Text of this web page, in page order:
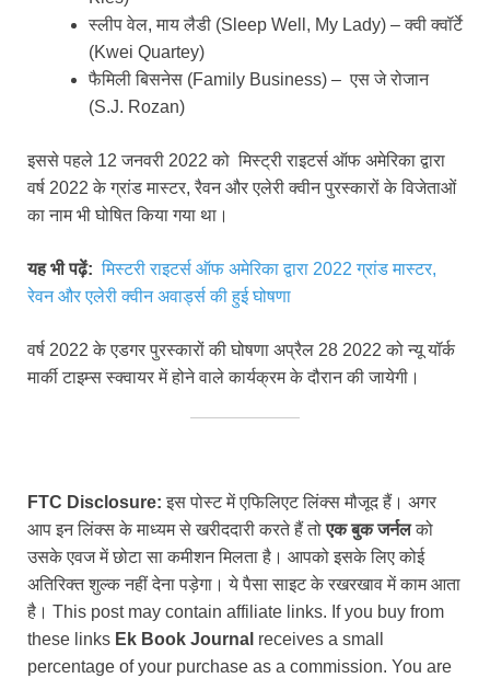
स्लीप वेल, माय लैडी (Sleep Well, My Lady) – क्वी क्वॉर्टे
(Kwei Quartey)
फैमिली बिसनेस (Family Business) – एस जे रोजान
(S.J. Rozan)
इससे पहले 12 जनवरी 2022 को मिस्ट्री राइटर्स ऑफ अमेरिका द्वारा
वर्ष 2022 के ग्रांड मास्टर, रैवन और एलेरी क्वीन पुरस्कारों के विजेताओं
का नाम भी घोषित किया गया था।
यह भी पढ़ें: मिस्टरी राइटर्स ऑफ अमेरिका द्वारा 2022 ग्रांड मास्टर,
रेवन और एलेरी क्वीन अवार्ड्स की हुई घोषणा
वर्ष 2022 के एडगर पुरस्कारों की घोषणा अप्रैल 28 2022 को न्यू यॉर्क
मार्की टाइम्स स्क्वायर में होने वाले कार्यक्रम के दौरान की जायेगी।
FTC Disclosure: इस पोस्ट में एफिलिएट लिंक्स मौजूद हैं। अगर
आप इन लिंक्स के माध्यम से खरीददारी करते हैं तोएक बुक जर्नलको
उसके एवज में छोटा सा कमीशन मिलता है। आपको इसके लिए कोई
अतिरिक्त शुल्क नहीं देना पड़ेगा। ये पैसा साइट के रखरखाव में काम आता
है। This post may contain affiliate links. If you buy from
these links Ek Book Journal receives a small
percentage of your purchase as a commission. You are